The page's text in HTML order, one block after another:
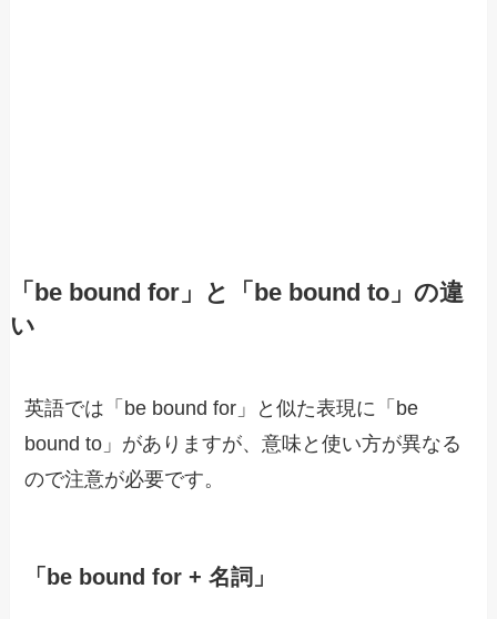
「be bound for」と「be bound to」の違
い
英語では「be bound for」と似た表現に「be
bound to」がありますが、意味と使い方が異なる
ので注意が必要です。
「be bound for + 名詞」